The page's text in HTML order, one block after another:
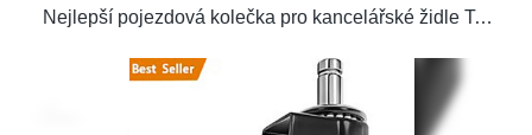
Nejlepší pojezdová kolečka pro kancelářské židle Tovární cena – Dodavatel LPHY& výrobci | Dodavatel LPHY& výrobci | LPHY